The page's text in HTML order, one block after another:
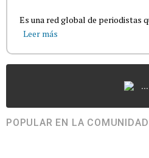
Es una red global de periodistas
Leer más
...
POPULAR EN LA COMUNIDAD